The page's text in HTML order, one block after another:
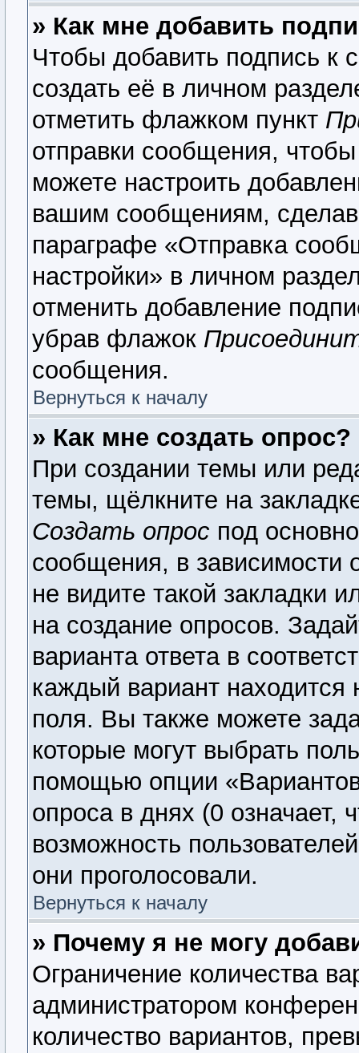
» Как мне добавить
Чтобы добавить подпись
создать её в личном
отметить флажком пункт
отправки сообщения,
можете настроить
вашим сообщениям,
параграфе «Отправка
настройки» в личном
отменить добавление
убрав флажок
сообщения.
Вернуться к началу
» Как мне создать опрос?
При создании темы или
темы, щёлкните на
Создать опрос под
сообщения, в зависимости
не видите такой закладки
на создание опросов.
варианта ответа в
каждый вариант находится
поля. Вы также можете
которые могут выбрать
помощью опции
опроса в днях (0 означает,
возможность
они проголосовали.
Вернуться к началу
» Почему я не могу
Ограничение количества
администратором
количество вариантов,